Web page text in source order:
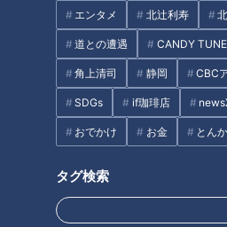
エンタメ 北辻利寿
道との遭遇 CANDY TUNE
角上清司 静岡 CBC
SDGs if珈琲店
おでかけ お金 とん
タグ検索
命を守る重さ
子育て経験のないふたりにとって
知恵を出し合おうと向き合います。
大久保「仕事で疲れてるから赤ち